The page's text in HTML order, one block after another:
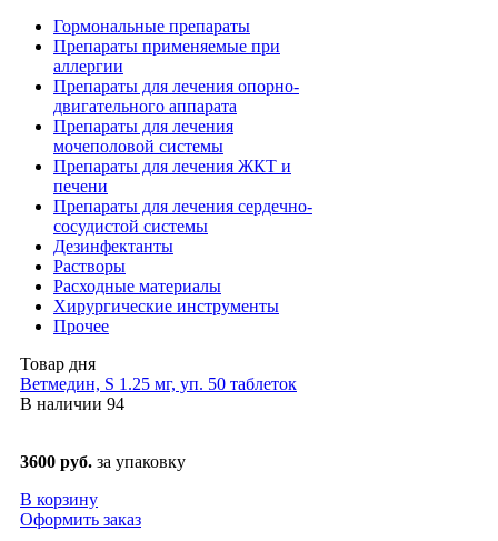
Гормональные препараты
Препараты применяемые при
аллергии
Препараты для лечения опорно-
двигательного аппарата
Препараты для лечения
мочеполовой системы
Препараты для лечения ЖКТ и
печени
Препараты для лечения сердечно-
сосудистой системы
Дезинфектанты
Растворы
Расходные материалы
Хирургические инструменты
Прочее
Товар дня
Ветмедин, S 1.25 мг, уп. 50 таблеток
В наличии 94
3600 руб. за упаковку
В корзину
Оформить заказ